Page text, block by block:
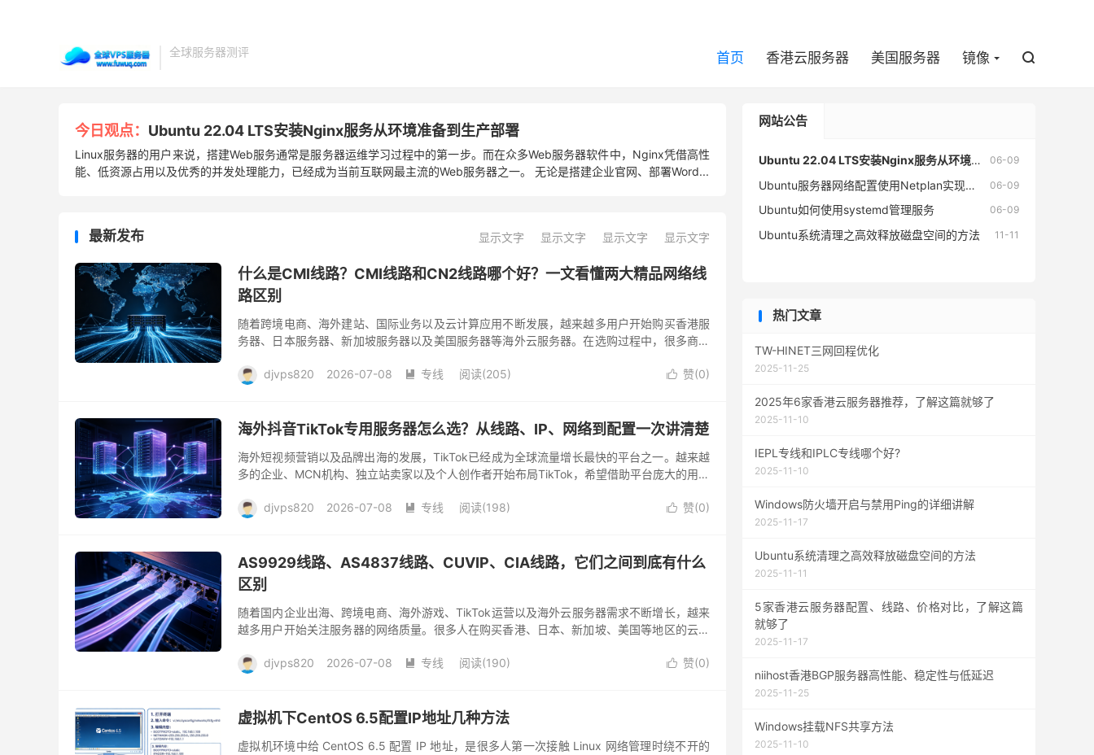
全球服务器测评 首页 香港云服务器 美国服务器 镜像 
今日观点： Ubuntu 22.04 LTS安装Nginx服务从环境准备到生产部署
Linux服务器的用户来说，搭建Web服务通常是服务器运维学习过程中的第一步。而在众多Web服务器软件中，Nginx凭借高性
能、低资源占用以及优秀的并发处理能力，已经成为当前互联网最主流的Web服务器之一。 无论是搭建企业官网、部署Word...
最新发布 显示文字 显示文字 显示文字 显示文字
什么是CMI线路？CMI线路和CN2线路哪个好？一文看懂两大精品网络线
路区别
随着跨境电商、海外建站、国际业务以及云计算应用不断发展，越来越多用户开始购买香港服
务器、日本服务器、新加坡服务器以及美国服务器等海外云服务器。在选购过程中，很多商家
 赞(0)
djvps820 2026-07-08  专线 阅读(205)
海外抖音TikTok专用服务器怎么选？从线路、IP、网络到配置一次讲清楚
海外短视频营销以及品牌出海的发展，TikTok已经成为全球流量增长最快的平台之一。越来越
多的企业、MCN机构、独立站卖家以及个人创作者开始布局TikTok，希望借助平台庞大的用户
 赞(0)
djvps820 2026-07-08  专线 阅读(198)
AS9929线路、AS4837线路、CUVIP、CIA线路，它们之间到底有什么
区别
随着国内企业出海、跨境电商、海外游戏、TikTok运营以及海外云服务器需求不断增长，越来
越多用户开始关注服务器的网络质量。很多人在购买香港、日本、新加坡、美国等地区的云服
 赞(0)
djvps820 2026-07-08  专线 阅读(190)
虚拟机下CentOS 6.5配置IP地址几种方法
虚拟机环境中给 CentOS 6.5 配置 IP 地址，是很多人第一次接触 Linux 网络管理时绕不开的
网站公告
06-09
Ubuntu 22.04 LTS安装Nginx服务从环境准备到生产部署
06-09
Ubuntu服务器网络配置使用Netplan实现DHCP自动获取与静态IP固定部署
06-09
Ubuntu如何使用systemd管理服务
11-11
Ubuntu系统清理之高效释放磁盘空间的方法
热门文章
TW-HINET三网回程优化
2025-11-25
2025年6家香港云服务器推荐，了解这篇就够了
2025-11-10
IEPL专线和IPLC专线哪个好?
2025-11-10
Windows防火墙开启与禁用Ping的详细讲解
2025-11-17
Ubuntu系统清理之高效释放磁盘空间的方法
2025-11-11
5家香港云服务器配置、线路、价格对比，了解这篇
就够了
2025-11-17
niihost香港BGP服务器高性能、稳定性与低延迟
2025-11-25
Windows挂载NFS共享方法
2025-11-10